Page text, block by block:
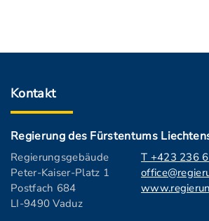
Kontakt
Regierung des Fürstentums
Regierungsgebäude
Peter-Kaiser-Platz 1
Postfach 684
LI-9490 Vaduz
T +423 236